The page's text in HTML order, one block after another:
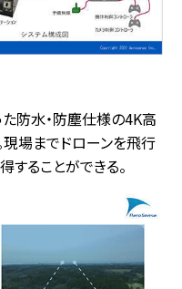
防水・防塵仕様の4K高
現場までドローンを飛行
ることができる。